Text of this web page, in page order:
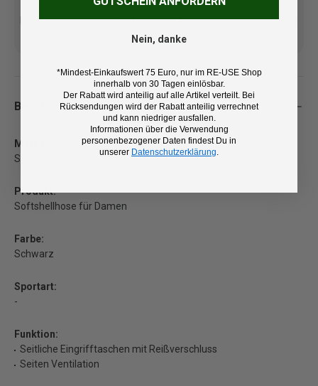
Kostenlose Lieferung ab 100
14 Tage Rückgaberecht und
Beschreibung
Marke:
Schöffel
Produkt:
Softshellhose für Damen
Farbe:
Schwarz
Sportart:
-
Funktion:
Seitliche Eingrifftaschen mit Reißverschluss
Seiten Ventilation
Nein, danke
*Mindest-Einkaufswert 75 Euro, nur im RE-USE Shop
innerhalb von 30 Tagen einlösbar.
Der Rabatt wird anteilig auf alle Artikel verteilt. Bei
Rücksendungen wird der Rabatt anteilig verrechnet
und kann niedriger ausfallen.
Informationen über die Verwendung
personenbezogener Daten findest Du in
unserer Datenschutzerklärung.